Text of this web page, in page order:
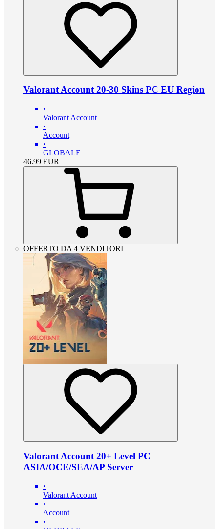
Valorant Account 20-30 Skins PC EU Region
•
Valorant Account
•
Account
•
GLOBALE
46.99 EUR
OFFERTO DA 4 VENDITORI
Valorant Account 20+ Level PC
ASIA/OCE/SEA/AP Server
•
Valorant Account
•
Account
•